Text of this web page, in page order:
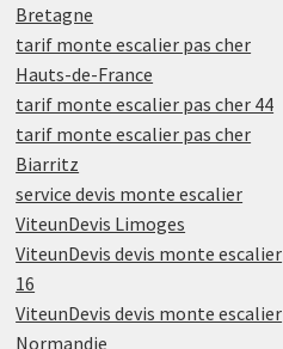
Bretagne
tarif monte escalier pas cher
Hauts-de-France
tarif monte escalier pas cher 44
tarif monte escalier pas cher
Biarritz
service devis monte escalier
ViteunDevis Limoges
ViteunDevis devis monte escalier
16
ViteunDevis devis monte escalier
Normandie